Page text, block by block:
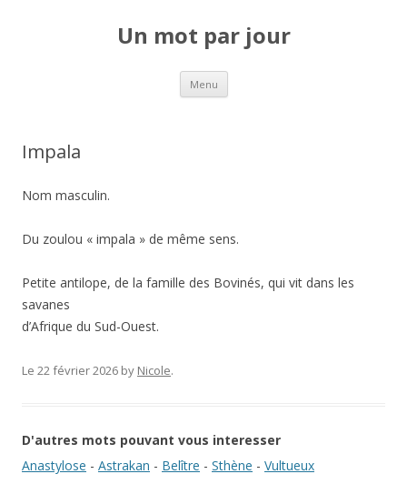
Un mot par jour
Menu Aller au contenu principal
Impala
Nom masculin.
Du zoulou « impala » de même sens.
Petite antilope, de la famille des Bovinés, qui vit dans les
savanes
d’Afrique du Sud-Ouest.
Le 22 février 2026 by Nicole.
D'autres mots pouvant vous interesser
Anastylose - Astrakan - Belître - Sthène - Vultueux